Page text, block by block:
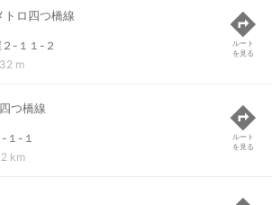
トロ四つ橋線
-１１-２
m
ルート
を見る
つ橋線
１-１
km
ルート
を見る